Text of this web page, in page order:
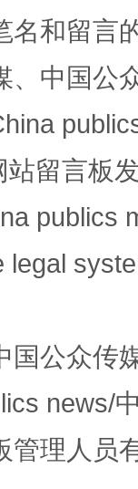
规模
名和留言
、中国公
留言板
publics
legal
国公众传
news/
管理人员